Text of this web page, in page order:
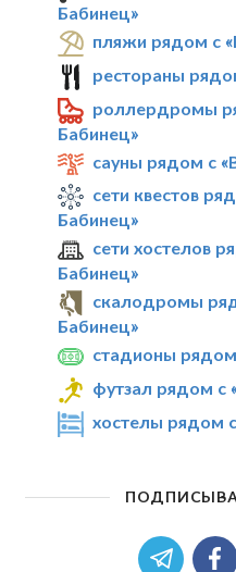
Бабинец»
пляжи рядом с
рестораны
роллердромы
Бабинец»
сауны рядом с
сети квестов
Бабинец»
сети хостелов
Бабинец»
скалодромы
Бабинец»
стадионы
футзал рядом с
хостелы рядом